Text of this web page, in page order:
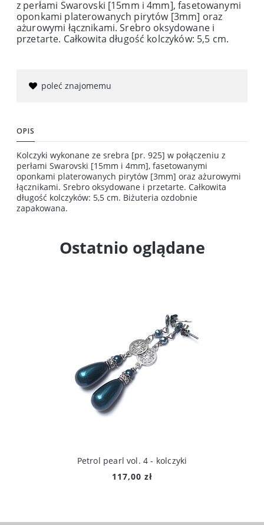
z perłami Swarovski [15mm i 4mm], fasetowanymi
oponkami platerowanych pirytów [3mm] oraz
ażurowymi łącznikami. Srebro oksydowane i
przetarte. Całkowita długość kolczyków: 5,5 cm.
poleć znajomemu
OPIS
Kolczyki wykonane ze srebra [pr. 925] w połączeniu z
perłami Swarovski [15mm i 4mm], fasetowanymi
oponkami platerowanych pirytów [3mm] oraz ażurowymi
łącznikami. Srebro oksydowane i przetarte. Całkowita
długość kolczyków: 5,5 cm. Biżuteria ozdobnie
zapakowana.
Ostatnio oglądane
Petrol pearl vol. 4 - kolczyki
117,00 zł